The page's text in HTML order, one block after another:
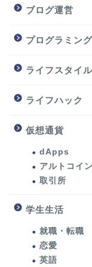
ブログ運営
プログラミング
ライフスタイル
ライフハック
仮想通貨
dApps
アルトコイン
取引所
学生生活
就職・転職
恋愛
英語